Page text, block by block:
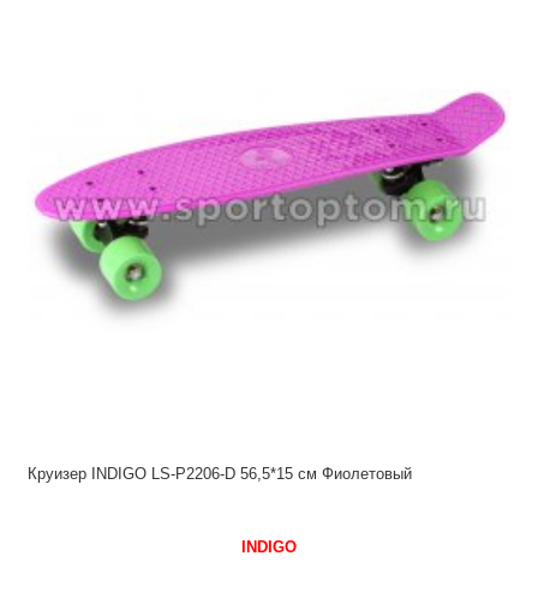
Круизер INDIGO LS-P2206-D 56,5*15 см Фиолетовый
INDIGO